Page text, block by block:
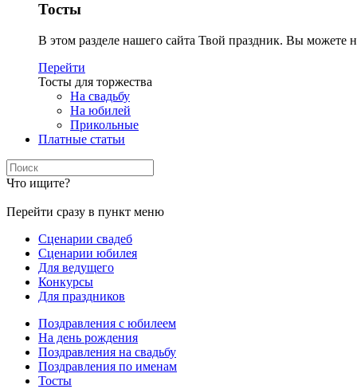
Тосты
В этом разделе нашего сайта Твой праздник. Вы можете
Перейти
Тосты для торжества
На свадьбу
На юбилей
Прикольные
Платные статьи
Что ищите?
Перейти сразу в пункт меню
Сценарии свадеб
Сценарии юбилея
Для ведущего
Конкурсы
Для праздников
Поздравления с юбилеем
На день рождения
Поздравления на свадьбу
Поздравления по именам
Тосты